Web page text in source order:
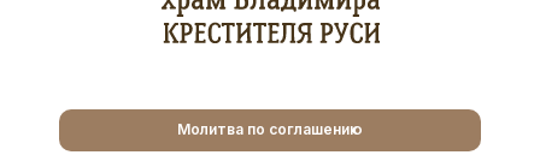
Молитва по соглашению